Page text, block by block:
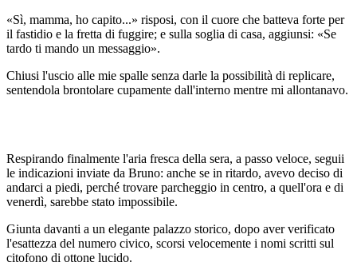
«Sì, mamma, ho capito...» risposi, con il cuore che batteva forte per
il fastidio e la fretta di fuggire; e sulla soglia di casa, aggiunsi: «Se
tardo ti mando un messaggio».
Chiusi l'uscio alle mie spalle senza darle la possibilità di replicare,
sentendola brontolare cupamente dall'interno mentre mi allontanavo.
Respirando finalmente l'aria fresca della sera, a passo veloce, seguii
le indicazioni inviate da Bruno: anche se in ritardo, avevo deciso di
andarci a piedi, perché trovare parcheggio in centro, a quell'ora e di
venerdì, sarebbe stato impossibile.
Giunta davanti a un elegante palazzo storico, dopo aver verificato
l'esattezza del numero civico, scorsi velocemente i nomi scritti sul
citofono di ottone lucido.